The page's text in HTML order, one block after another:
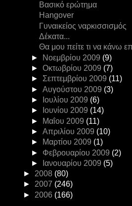
Βασικό ερώτημα
Hangover
Γυναικείος ναρκισσισμός
Δέκατα...
Θα μου πείτε τι να κάνω
►
Νοεμβρίου 2009 (9)
► Οκτωβρίου 2009 (7)
► Σεπτεμβρίου 2009 (11)
► Αυγούστου 2009 (3)
►
Ιουλίου 2009 (6)
►
Ιουνίου 2009 (14)
►
Μαΐου 2009 (11)
► Απριλίου 2009 (10)
►
Μαρτίου 2009 (1)
► Φεβρουαρίου 2009 (2)
►
Ιανουαρίου 2009 (5)
► 2008 (80)
► 2007 (246)
► 2006 (166)